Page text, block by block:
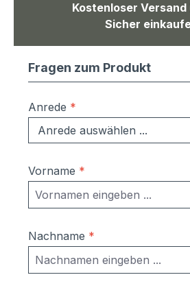
Kostenloser Versand
Sicher
Fragen zum Produkt
Anrede *
Vorname *
Nachname *